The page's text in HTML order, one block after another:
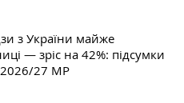
з України майже
— зріс на 42%: підсумки
2026/27 МР